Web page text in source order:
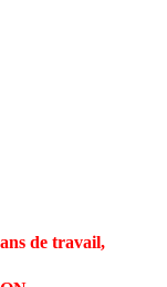
de travail,